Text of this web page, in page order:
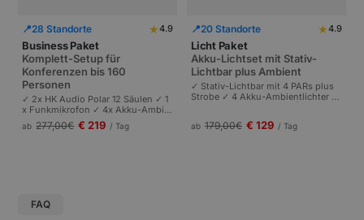
📍28 Standorte ★4.9
Business Paket
Komplett-Setup für
Konferenzen bis 160
Personen
✓ 2x HK Audio Polar 12 Säulen ✓ 1
x Funkmikrofon ✓ 4x Akku-Ambie
ntlichter | Komplettes Setup für Ta
gungen und Pressekonferenzen |
ab 277,00€ € 219 / Tag
📍20 Standorte ★4.9
Licht Paket
Akku-Lichtset mit Stativ-
Lichtbar plus Ambient
✓ Stativ-Lichtbar mit 4 PARs plus
Strobe ✓ 4 Akku-Ambientlichter ✓
ersonen.
ab 179,00€ € 129 / Tag
FAQ